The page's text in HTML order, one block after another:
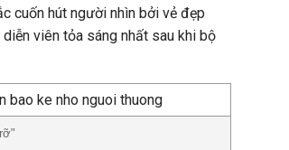
cuốn hút người nhìn bởi vẻ đẹp
viên tỏa sáng nhất sau khi bộ